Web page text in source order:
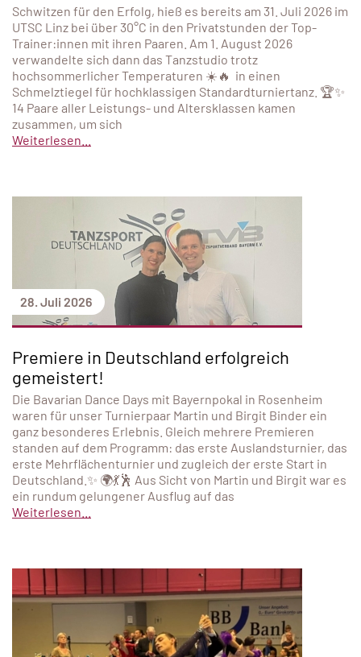
Schwitzen für den Erfolg, hieß es bereits am 31. Juli 2026 im
UTSC Linz bei über 30°C in den Privatstunden der Top-
Trainer:innen mit ihren Paaren. Am 1. August 2026
verwandelte sich dann das Tanzstudio trotz
hochsommerlicher Temperaturen ☀️🔥 in einen
Schmelztiegel für hochklassigen Standardturniertanz. 🏆✨
14 Paare aller Leistungs- und Altersklassen kamen
zusammen, um sich
Weiterlesen...
28. Juli 2026
Premiere in Deutschland erfolgreich
gemeistert!
Die Bavarian Dance Days mit Bayernpokal in Rosenheim
waren für unser Turnierpaar Martin und Birgit Binder ein
ganz besonderes Erlebnis. Gleich mehrere Premieren
standen auf dem Programm: das erste Auslandsturnier, das
erste Mehrflächenturnier und zugleich der erste Start in
Deutschland.✨ 🌍💃🕺 Aus Sicht von Martin und Birgit war es
ein rundum gelungener Ausflug auf das
Weiterlesen...